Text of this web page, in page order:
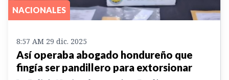
NACIONALES
8:57 AM 29 dic. 2025
Así operaba abogado hondureño que
fingía ser pandillero para extorsionar